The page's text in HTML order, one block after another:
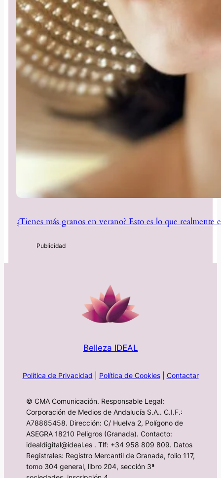
¿Tienes más granos en verano? Esto es lo que realmente
Belleza IDEAL
Política de Privacidad Política de Cookies| Contactar
© CMA Comunicación. Responsable Legal:
Corporación de Medios de Andalucía S.A.. C.I.F.:
A78865458. Dirección: C/ Huelva 2, Polígono de
ASEGRA 18210 Peligros (Granada). Contacto:
idealdigital@ideal.es . Tlf: +34 958 809 809. Datos
Registrales: Registro Mercantil de Granada, folio 117,
tomo 304 general, libro 204, sección 3ª